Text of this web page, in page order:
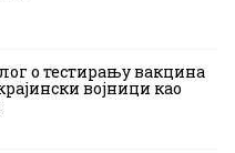
о тестирању вакцина
војници као